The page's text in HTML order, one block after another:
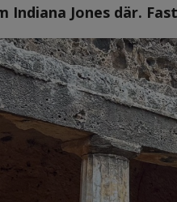
Indiana Jones där.